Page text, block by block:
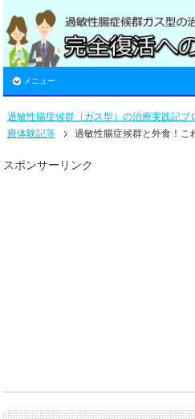
メニュー
過敏性腸症候群（ガス型）の治療実践記ブ
療体験記等
過敏性腸症候群と外食！こ
スポンサーリンク